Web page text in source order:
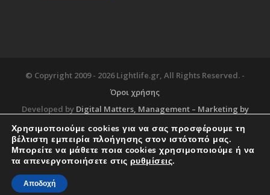
© Copyright 2009 - 2026 Lightlife.gr, All Rights Reserved. -
Όροι χρήσης
Developed by Digital Matters, Management – Marketing by
Blog About Services
Corporate Support
Χρησιμοποιούμε cookies για να σας προσφέρουμε τη
βέλτιστη εμπειρία πλοήγησης στον ιστότοπό μας.
Μπορείτε να μάθετε ποια cookies χρησιμοποιούμε ή να
τα απενεργοποιήσετε στις ρυθμίσεις.
Αποδοχή